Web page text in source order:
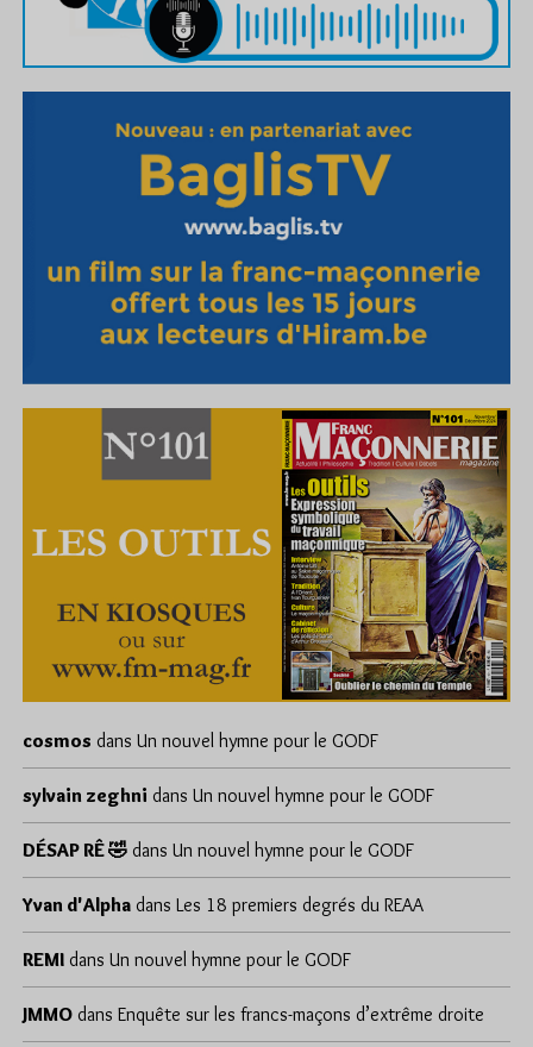
cosmos dans Un nouvel hymne pour le GODF
sylvain zeghni dans Un nouvel hymne pour le GODF
DÉSAP RÊ 🤣 dans Un nouvel hymne pour le GODF
Yvan d'Alpha dans Les 18 premiers degrés du REAA
REMI dans Un nouvel hymne pour le GODF
JMMO dans Enquête sur les francs-maçons d’extrême droite